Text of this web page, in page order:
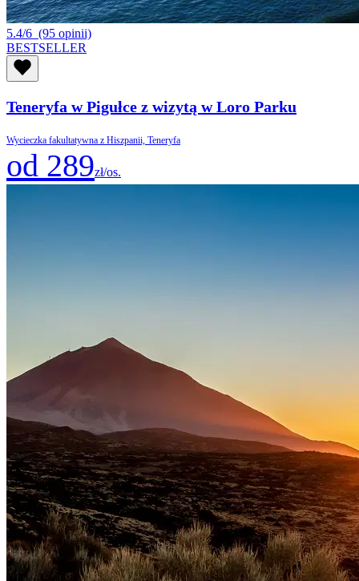
5.4/6 (95 opinii)
BESTSELLER
Teneryfa w Pigułce z wizytą w Loro Parku
Wycieczka fakultatywna z Hiszpanii, Teneryfa
od 289zł/os.